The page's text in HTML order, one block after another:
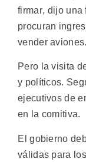
firmar, dijo
procuran
vender aviones.
Pero la visita
y políticos.
ejecutivos de
en la comitiva.
El gobierno
válidas para